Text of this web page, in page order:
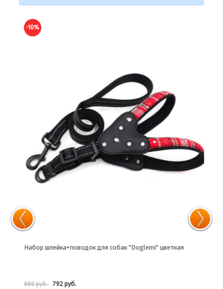
-10%
Набор шлейка+поводок для собак "Doglemi" цветная
880 руб. 792 руб.